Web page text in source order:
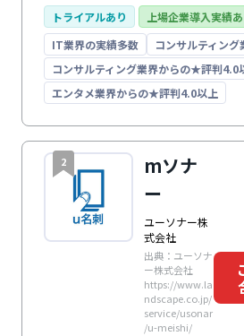
め搭載している100万件以上の企業
とする営業活動の情報も一元管理で
で、これまで気付けなかったビジネ
売上の拡大を後押しします。名刺
を効率化することで、社員一人ひと
コストの削減にも貢献します。
トライアルあり
上場企業導入実績
IT業界の実績多数
コンサルティン
コンサルティング業界からの★評判4.0
エンタメ業界からの★評判4.0以上
2
mソナ
ー
ユーソナー株
式会社
出典：ユーソナ
ー株式会社
https://www.la
ndscape.co.jp/
service/usonar
/u-meishi/